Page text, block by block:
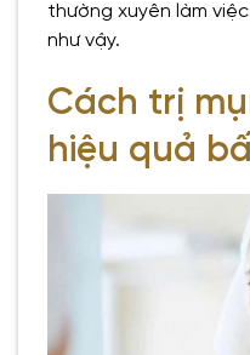
thường xuyên làm
như vậy.
Cách trị
hiệu quả